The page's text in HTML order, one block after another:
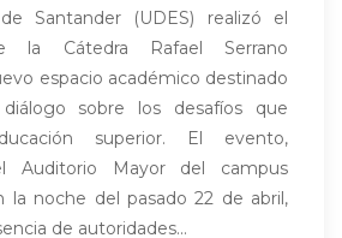
Santander (UDES) realizó el
la Cátedra Rafael Serrano
espacio académico destinado
sobre los desafíos que
superior. El evento,
Auditorio Mayor del campus
la noche del pasado 22 de abril,
de autoridades...